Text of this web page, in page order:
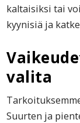
kaltaisiksi tai
kyynisiä ja
valita
Suurten ja